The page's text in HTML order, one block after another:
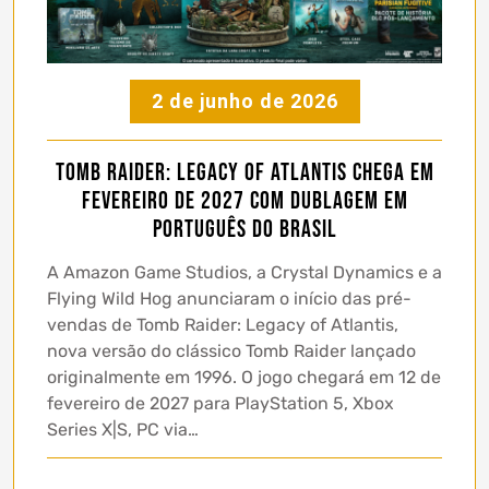
2 de junho de 2026
Tomb Raider: Legacy of Atlantis chega em
fevereiro de 2027 com dublagem em
português do Brasil
A Amazon Game Studios, a Crystal Dynamics e a
Flying Wild Hog anunciaram o início das pré-
vendas de Tomb Raider: Legacy of Atlantis,
nova versão do clássico Tomb Raider lançado
originalmente em 1996. O jogo chegará em 12 de
fevereiro de 2027 para PlayStation 5, Xbox
Series X|S, PC via…